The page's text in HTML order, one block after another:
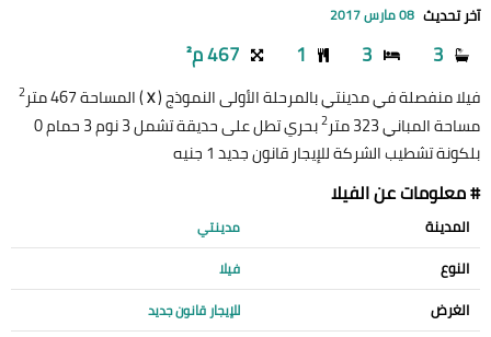
آخر تحديث 08 مارس 2017
3
3
1 467 م²
فيلا منفصلة في مدينتي بالمرحلة الأولى النموذج (X) المساحة 467 متر 2
مساحة المباني 323 متر 2
بحري تطل على حديقة تشمل 3 نوم 3 حمام 0
بلكونة تشطيب الشركة للإيجار قانون جديد 1 جنيه
# معلومات عن الفيلا
المدينة مدينتي
النوع فيلا
الغرض للإيجار قانون جديد